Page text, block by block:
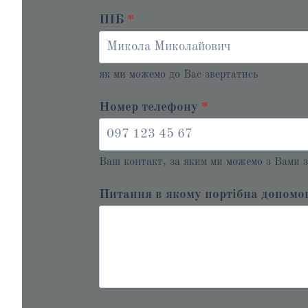
ПІБ *
як ми можемо до Вас звертатись
Номер телефону *
Ваш контакт, за яким ми можемо з Вами
Питання в якому портібна